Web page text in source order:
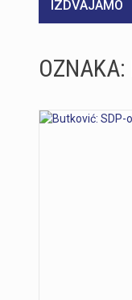
IZDVAJAMO
OZNAKA: